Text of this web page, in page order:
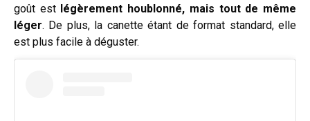
goût est légèrement houblonné, mais tout de même
léger. De plus, la canette étant de format standard, elle
est plus facile à déguster.